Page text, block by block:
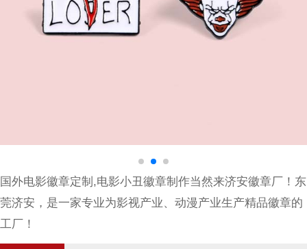
国外电影徽章定制,电影小丑徽章制作当然来济安徽章厂！东
莞济安，是一家专业为影视产业、动漫产业生产精品徽章的
工厂！